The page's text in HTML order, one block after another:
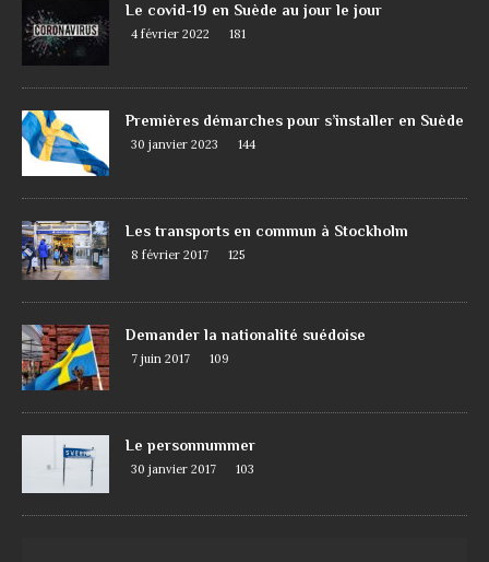
Le covid-19 en Suède au jour le jour
4 février 2022 181
Premières démarches pour s’installer en Suède
30 janvier 2023 144
Les transports en commun à Stockholm
8 février 2017 125
Demander la nationalité suédoise
7 juin 2017 109
Le personnummer
30 janvier 2017 103